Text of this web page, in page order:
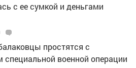
с ее сумкой и деньгами
простятся с
военной операции